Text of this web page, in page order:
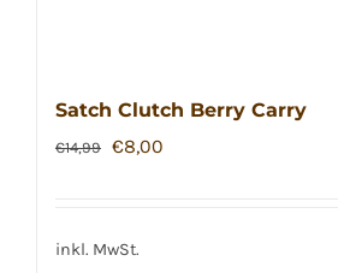
Satch Clutch Berry Carry
€14,99 Ursprünglicher
€14,99
€8,00
inkl. MwSt.